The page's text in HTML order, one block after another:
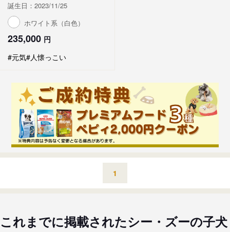
誕生日：2023/11/25
ホワイト系（白色）
235,000 円
#元気#人懐っこい
1
これまでに掲載されたシー・ズーの子犬